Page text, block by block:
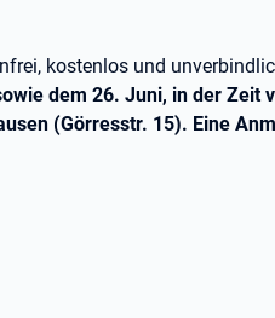
kostenlos und
dem 26. Juni, in der Zeit
(Görresstr. 15). Eine